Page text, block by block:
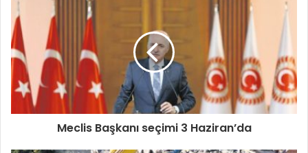
Meclis Başkanı seçimi 3 Haziran’da